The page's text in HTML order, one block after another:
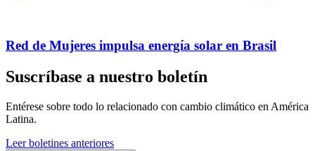
Red de Mujeres impulsa energía solar en Brasil
Suscríbase a nuestro boletín
Entérese sobre todo lo relacionado con cambio climático en América
Latina.
Leer boletines anteriores